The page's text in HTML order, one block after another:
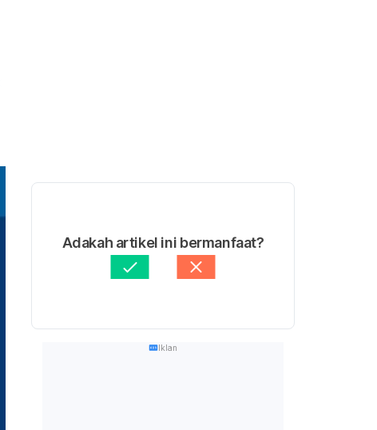
Adakah artikel ini bermanfaat?
Iklan